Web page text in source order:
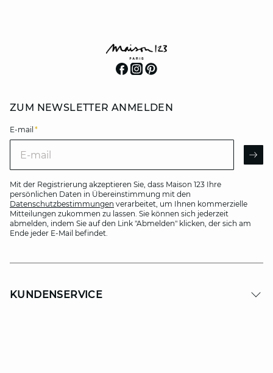
ZUM NEWSLETTER ANMELDEN
E-mail *
Mit der Registrierung akzeptieren Sie, dass Maison 123 Ihre
persönlichen Daten in Übereinstimmung mit den
Datenschutzbestimmungen verarbeitet, um Ihnen kommerzielle
Mitteilungen zukommen zu lassen. Sie können sich jederzeit
abmelden, indem Sie auf den Link "Abmelden" klicken, der sich am
Ende jeder E-Mail befindet.
KUNDENSERVICE